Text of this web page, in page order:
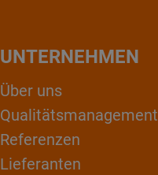
UNTERNEHMEN
Über uns
Qualitätsmanagement
Referenzen
Lieferanten